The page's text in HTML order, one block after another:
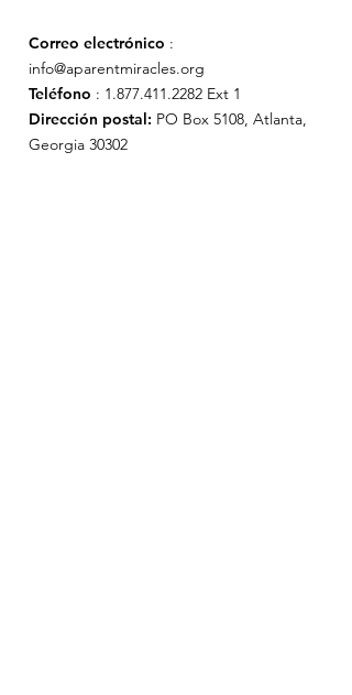
Correo electrónico :
info@aparentmiracles.org
Teléfono : 1.877.411.2282 Ext 1
Dirección postal: PO Box 5108, Atlanta,
Georgia 30302